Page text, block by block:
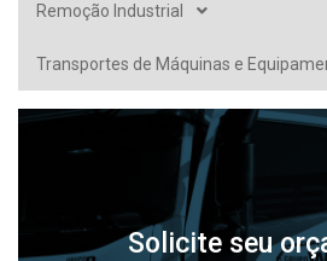
Remoção Industrial
Transportes de Máquinas e
Solicite seu